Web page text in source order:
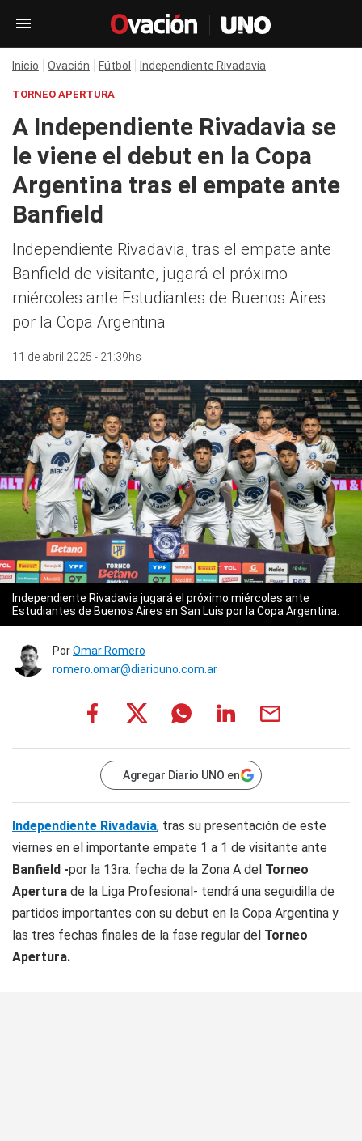
Inicio Ovación Fútbol Independiente Rivadavia
TORNEO APERTURA
A Independiente Rivadavia se
le viene el debut en la Copa
Argentina tras el empate ante
Banfield
Independiente Rivadavia, tras el empate ante
Banfield de visitante, jugará el próximo
miércoles ante Estudiantes de Buenos Aires
por la Copa Argentina
11 de abril 2025 - 21:39hs
Independiente Rivadavia jugará el próximo miércoles ante
Estudiantes de Buenos Aires en San Luis por la Copa Argentina.
PorOmar Romero
romero.omar@diariouno.com.ar
Agregar Diario UNO en
Independiente Rivadavia, tras su presentación de este
viernes en el importante empate 1 a 1 de visitante ante
Banfield -por la 13ra. fecha de la Zona A del Torneo
Apertura de la Liga Profesional- tendrá una seguidilla de
partidos importantes con su debut en la Copa Argentina y
las tres fechas finales de la fase regular del Torneo
Apertura.